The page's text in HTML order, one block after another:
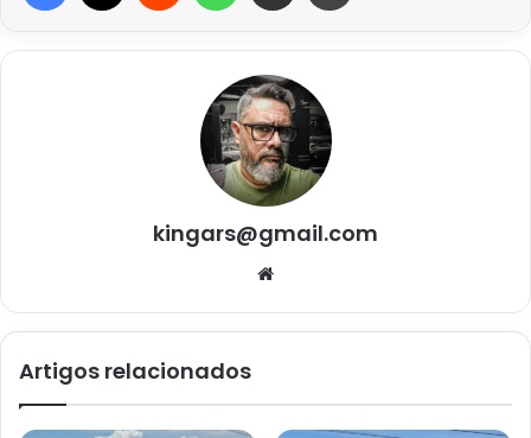
kingars@gmail.com
Artigos relacionados